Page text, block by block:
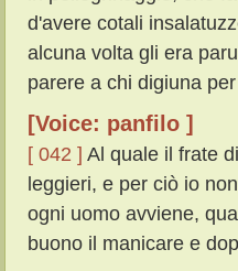
d'avere cotali
alcuna volta gli era
parere a chi digiuna
[Voice: panfilo ]
[ 042 ] Al quale il frate
leggieri, e per ciò io
ogni uomo avviene,
buono il manicare e